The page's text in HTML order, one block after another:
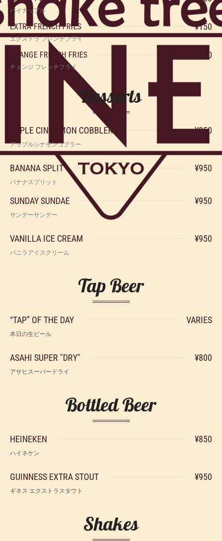
パイナップル
EXTRA FRENCH FRIES ¥150
エクストラ フレンチフライ
CHANGE FRENCH FRIES ¥250
チェンジ フレンチフライ
Desserts
APPLE CINNAMON COBBLER ¥950
アップルシナモンコブラー
BANANA SPLIT ¥950
バナナスプリット
SUNDAY SUNDAE ¥950
サンデーサンデー
VANILLA ICE CREAM ¥950
バニラアイスクリーム
Tap Beer
“TAP” OF THE DAY VARIES
本日の生ビール
ASAHI SUPER "DRY" ¥800
アサヒスーパードライ
Bottled Beer
HEINEKEN ¥850
ハイネケン
GUINNESS EXTRA STOUT ¥950
ギネス エクストラスタウト
Shakes